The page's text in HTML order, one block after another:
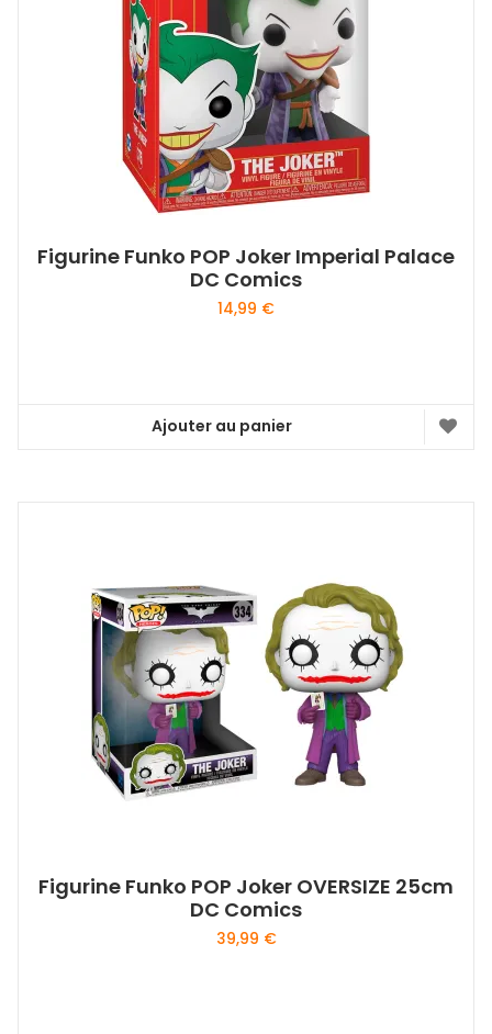
Figurine Funko POP Joker Imperial Palace
DC Comics
14,99 €
Ajouter au panier
Figurine Funko POP Joker OVERSIZE 25cm
DC Comics
39,99 €